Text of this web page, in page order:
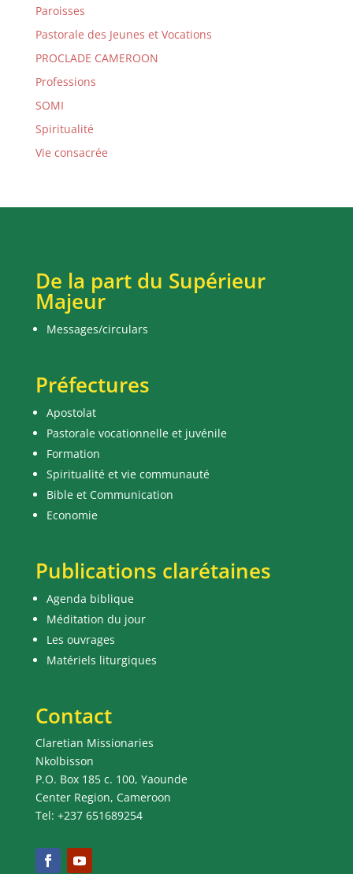
Paroisses
Pastorale des Jeunes et Vocations
PROCLADE CAMEROON
Professions
SOMI
Spiritualité
Vie consacrée
De la part du Supérieur
Majeur
Messages/circulars
Préfectures
Apostolat
Pastorale vocationnelle et juvénile
Formation
Spiritualité et vie communauté
Bible et Communication
Economie
Publications clarétaines
Agenda biblique
Méditation du jour
Les ouvrages
Matériels liturgiques
Contact
Claretian Missionaries
Nkolbisson
P.O. Box 185 c. 100, Yaounde
Center Region, Cameroon
Tel: +237 651689254